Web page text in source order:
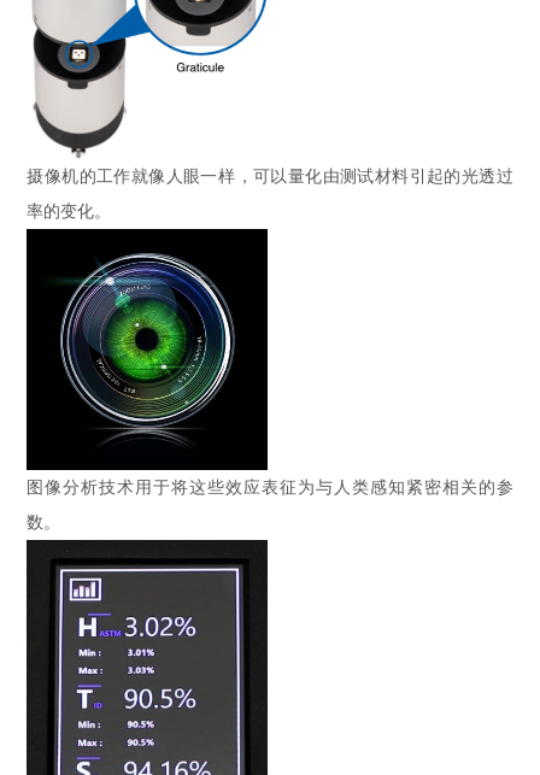
摄像机的工作就像人眼一样，可以量化由测试材料引起的光透过
率的变化。
图像分析技术用于将这些效应表征为与人类感知紧密相关的参
数。